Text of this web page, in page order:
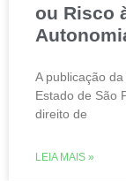
ou Risco
A publicação
Estado de São
direito de
LEIA MAIS »